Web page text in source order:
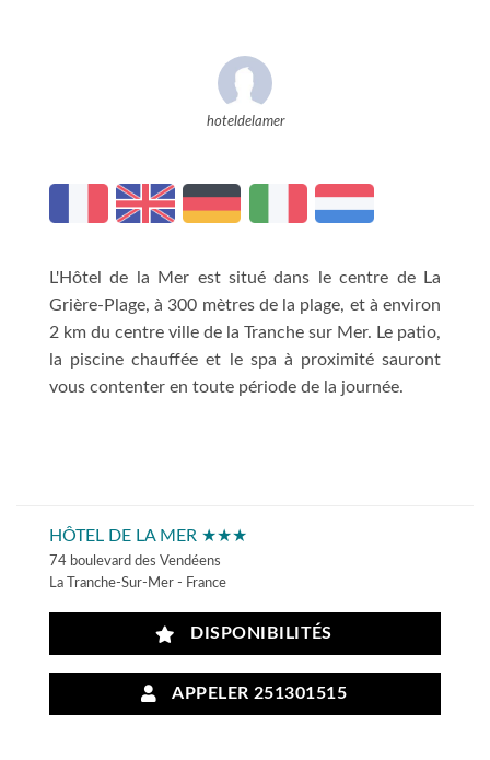
hoteldelamer
L'Hôtel de la Mer est situé dans le centre de La
Grière-Plage, à 300 mètres de la plage, et à environ
2 km du centre ville de la Tranche sur Mer. Le patio,
la piscine chauffée et le spa à proximité sauront
vous contenter en toute période de la journée.
HÔTEL DE LA MER ★★★
74 boulevard des Vendéens
La Tranche-Sur-Mer - France
DISPONIBILITÉS
APPELER 251301515